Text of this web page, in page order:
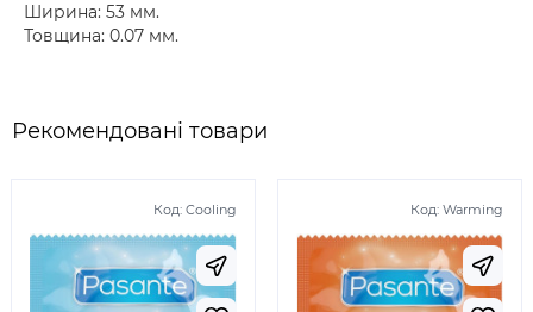
Ширина: 53 мм.
Товщина: 0.07 мм.
Рекомендовані товари
Код: Cooling Код: Warming